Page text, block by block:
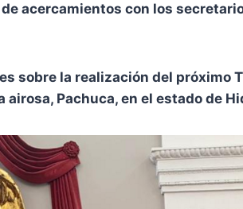
acercamientos con los
sobre la realización del próximo
Pachuca, en el estado de